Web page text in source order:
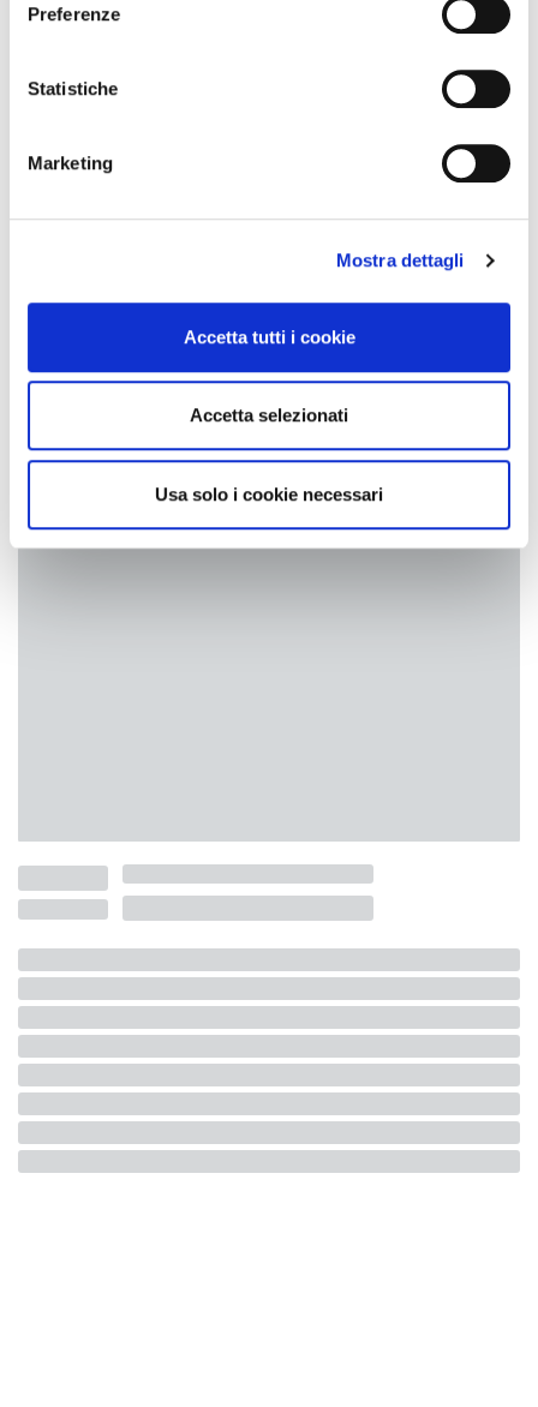
raccogliere informazioni sulla tua posizione
geografica, con un'approssimazione di qualche
Identificare il tuo dispositivo, scansionandolo
Approfondisci come vengono elaborati i tuoi dati personali
dalla Dichiarazione sui cookie.
Utilizziamo i cookie per personalizzare contenuti ed
analizzare il nostro traffico. Condividiamo inoltre
informazioni sul modo in cui utilizza il nostro sito con i
nostri partner che si occupano di analisi dei dati web,
pubblicità e social media, i quali potrebbero combinarle
Preferenze
Statistiche
Marketing
Mostra dettagli
Accetta tutti i cookie
Accetta selezionati
Usa solo i cookie necessari